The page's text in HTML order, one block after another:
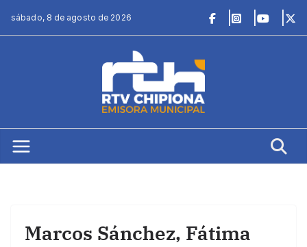
sábado, 8 de agosto de 2026
Marcos Sánchez, Fátima